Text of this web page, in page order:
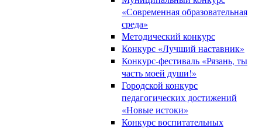
«Современная образовательная
среда»
Методический конкурс
Конкурс «Лучший наставник»
Конкурс-фестиваль «Рязань, ты
часть моей души!»
Городской конкурс
педагогических достижений
«Новые истоки»
Конкурс воспитательных